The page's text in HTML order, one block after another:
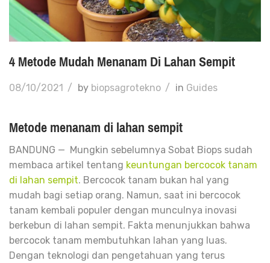
4 Metode Mudah Menanam Di Lahan Sempit
08/10/2021 / by biopsagrotekno / in Guides
Metode menanam di lahan sempit
BANDUNG — Mungkin sebelumnya Sobat Biops sudah
membaca artikel tentang keuntungan bercocok tanam
di lahan sempit. Bercocok tanam bukan hal yang
mudah bagi setiap orang. Namun, saat ini bercocok
tanam kembali populer dengan munculnya inovasi
berkebun di lahan sempit. Fakta menunjukkan bahwa
bercocok tanam membutuhkan lahan yang luas.
Dengan teknologi dan pengetahuan yang terus